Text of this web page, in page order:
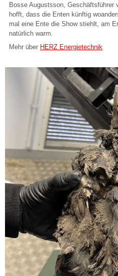
Bosse Augustsson, Geschäftsführer
hofft, dass die Enten künftig
mal eine Ente die Show stiehlt, am
natürlich warm.
Mehr über HERZ Energietechnik